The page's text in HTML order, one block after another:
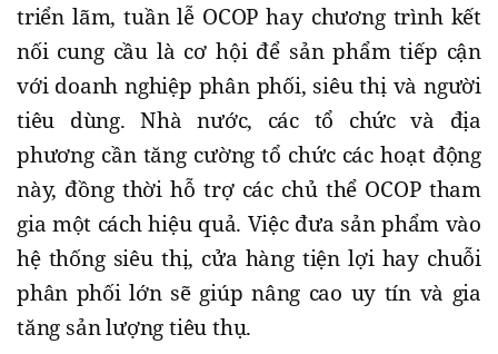
triển lãm, tuần lễ OCOP hay chương trình kết
nối cung cầu là cơ hội để sản phẩm tiếp cận
với doanh nghiệp phân phối, siêu thị và người
tiêu dùng. Nhà nước, các tổ chức và địa
phương cần tăng cường tổ chức các hoạt động
này, đồng thời hỗ trợ các chủ thể OCOP tham
gia một cách hiệu quả. Việc đưa sản phẩm vào
hệ thống siêu thị, cửa hàng tiện lợi hay chuỗi
phân phối lớn sẽ giúp nâng cao uy tín và gia
tăng sản lượng tiêu thụ.